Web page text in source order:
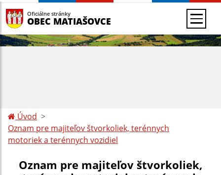
Oficiálne stránky
OBEC MATIAŠOVCE
Úvod
Oznam pre majiteľov štvorkoliek, terénnych
motoriek a terénnych vozidiel
Oznam pre majiteľov štvorkoliek,